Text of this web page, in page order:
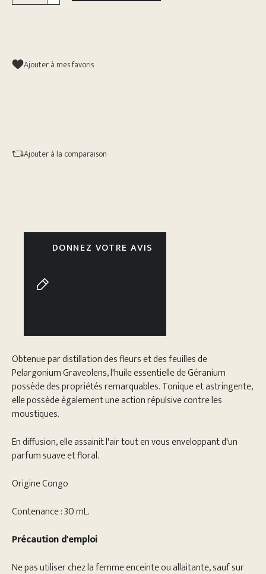
Ajouter à mes favoris
Ajouter à la comparaison
DONNEZ VOTRE AVIS
Obtenue par distillation des fleurs et des feuilles de
Pelargonium Graveolens, l'huile essentielle de Géranium
possède des propriétés remarquables. Tonique et astringente,
elle possède également une action répulsive contre les
moustiques.
En diffusion, elle assainit l'air tout en vous enveloppant d'un
parfum suave et floral.
Origine Congo
Contenance : 30 mL.
Précaution d'emploi
Ne pas utiliser chez la femme enceinte ou allaitante, sauf sur